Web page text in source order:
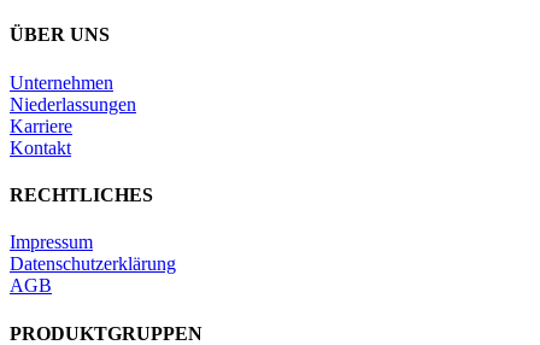
ÜBER UNS
Unternehmen
Niederlassungen
Karriere
Kontakt
RECHTLICHES
Impressum
Datenschutzerklärung
AGB
PRODUKTGRUPPEN